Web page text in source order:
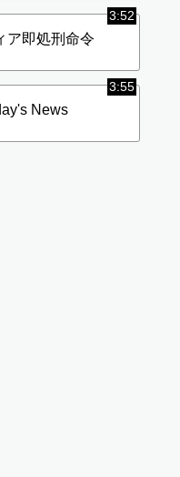
3:52
即処刑命令
3:55
News